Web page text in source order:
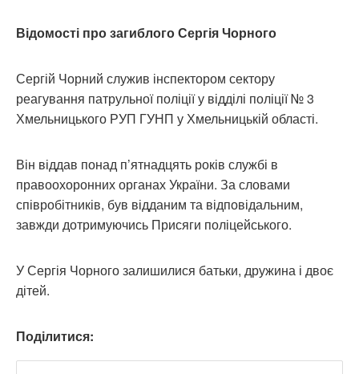
Відомості про загиблого Сергія Чорного
Сергій Чорний служив інспектором сектору
реагування патрульної поліції у відділі поліції № 3
Хмельницького РУП ГУНП у Хмельницькій області.
Він віддав понад п’ятнадцять років службі в
правоохоронних органах України. За словами
співробітників, був відданим та відповідальним,
завжди дотримуючись Присяги поліцейського.
У Сергія Чорного залишилися батьки, дружина і двоє
дітей.
Поділитися: